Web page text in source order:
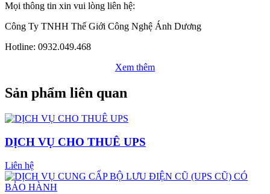
Mọi thông tin xin vui lòng liên hệ:
Công Ty TNHH Thế Giới Công Nghệ Ánh Dương
Hotline: 0932.049.468
Xem thêm
Sản phẩm liên quan
DỊCH VỤ CHO THUÊ UPS
Liên hệ